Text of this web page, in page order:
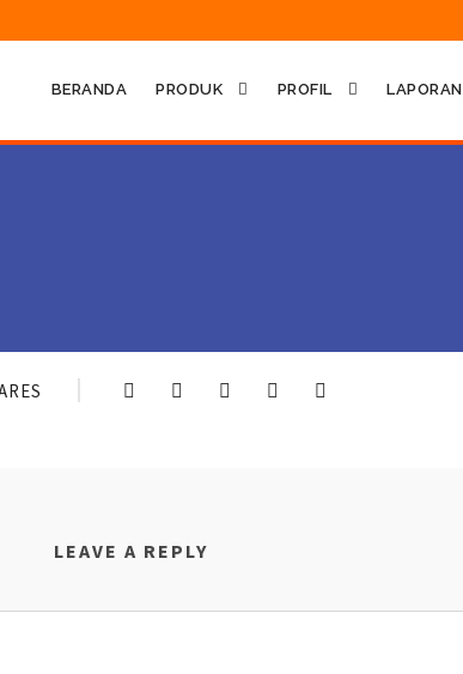
BERANDA PRODUK PROFIL LAPORAN
LEAVE A REPLY